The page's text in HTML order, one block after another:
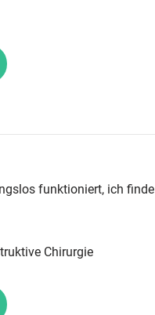
funktioniert, ich
Chirurgie